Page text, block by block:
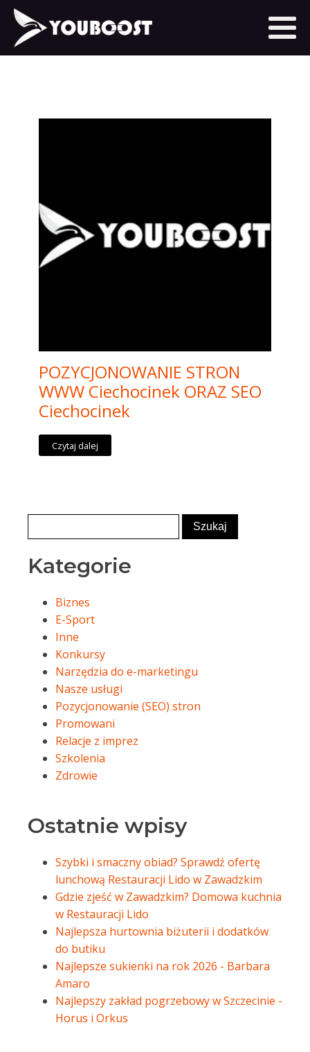
POZYCJONOWANIE STRON
WWW Ciechocinek ORAZ SEO
Ciechocinek
Czytaj dalej
Kategorie
Biznes
E-Sport
Inne
Konkursy
Narzędzia do e-marketingu
Nasze usługi
Pozycjonowanie (SEO) stron
Promowani
Relacje z imprez
Szkolenia
Zdrowie
Ostatnie wpisy
Szybki i smaczny obiad? Sprawdź ofertę
lunchową Restauracji Lido w Zawadzkim
Gdzie zjeść w Zawadzkim? Domowa kuchnia
w Restauracji Lido
Najlepsza hurtownia biżuterii i dodatków
do butiku
Najlepsze sukienki na rok 2026 - Barbara
Amaro
Najlepszy zakład pogrzebowy w Szczecinie -
Horus i Orkus